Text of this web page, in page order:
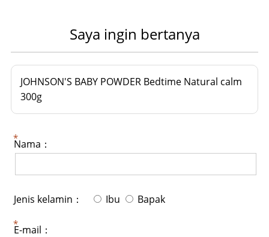
Saya ingin bertanya
JOHNSON'S BABY POWDER Bedtime Natural calm
300g
Nama：
Jenis kelamin： Ibu Bapak
E-mail：